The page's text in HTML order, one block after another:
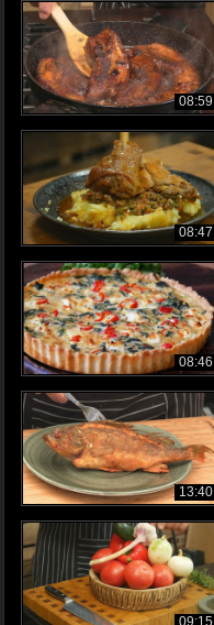
08:59
08:47
08:46
13:40
09:15